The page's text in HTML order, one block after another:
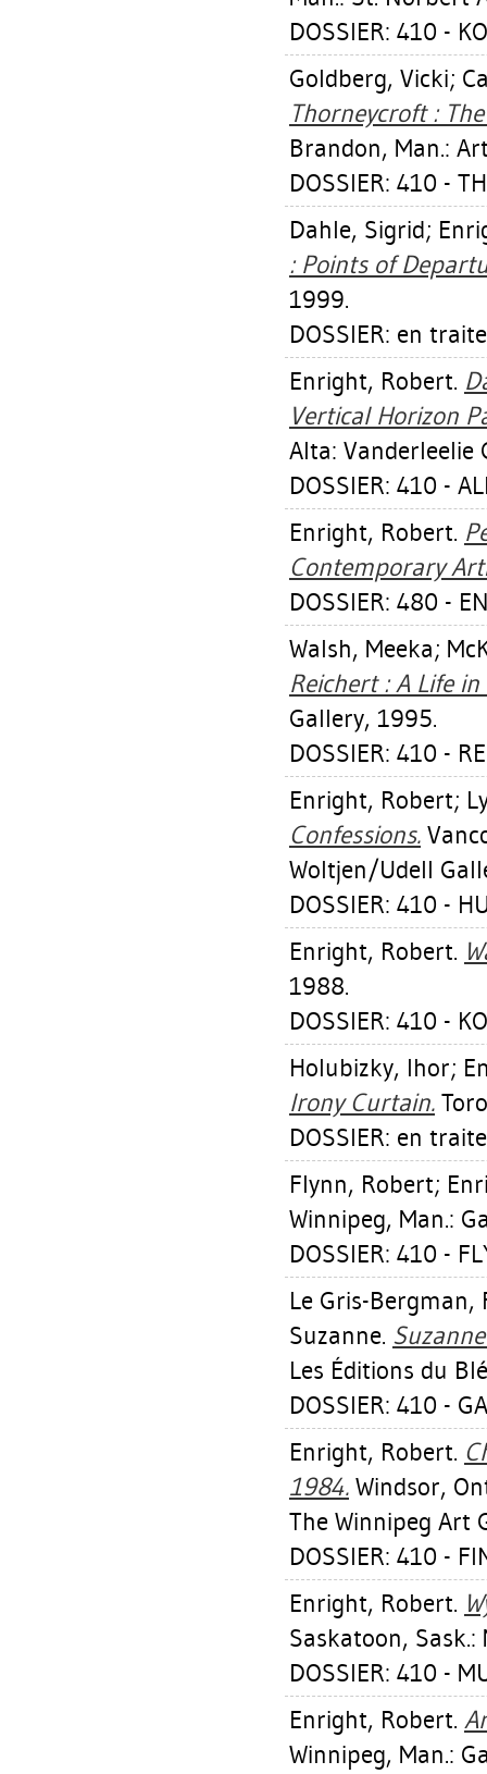
DOSSIER: 410 -
Goldberg, Vicki;
Thorneycroft :
Brandon, Man.:
DOSSIER: 410 -
Dahle, Sigrid;
: Points of
1999.
DOSSIER: en
Enright, Robert.
Vertical Horizon
Alta: Vanderleelie
DOSSIER: 410 -
Enright, Robert.
Contemporary
DOSSIER: 480 -
Walsh, Meeka;
Reichert : A Life in
Gallery, 1995.
DOSSIER: 410 -
Enright, Robert;
Confessions.
Woltjen/Udell
DOSSIER: 410 -
Enright, Robert.
1988.
DOSSIER: 410 -
Holubizky, Ihor;
Irony Curtain.
DOSSIER: en
Flynn, Robert;
Winnipeg, Man.:
DOSSIER: 410 -
Le Gris-Bergman,
Suzanne.
Les Éditions du
DOSSIER: 410 -
Enright, Robert.
1984. Windsor,
The Winnipeg Art
DOSSIER: 410 -
Enright, Robert.
Saskatoon,
DOSSIER: 410 -
Enright, Robert.
Winnipeg, Man.: